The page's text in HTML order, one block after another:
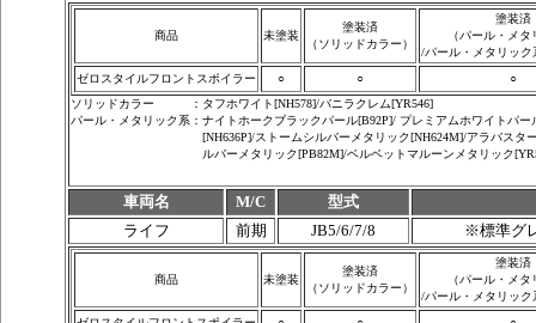
商品 未塗装
塗装済
（ソリッドカラー）
塗装済
（パール・メタ
/パール・メタリック
ゼロスタイルフロントスポイラー
○ ○
○
ソリッドカラー
： タフホワイト[NH578]/バニラクレム[YR546]
パール・メタリック系 ： ナイトホークブラックパール[B92P]/ プレミアムホワイトパ
[NH636P]/ストームシルバーメタリック[NH624M]/アラバスタ
ルバーメタリック[PB82M]/ベルベットマルーンメタリック
車両名 M/C
型式
ライフ
前期 JB5/6/7/8 ※標準グ
商品 未塗装
塗装済
（ソリッドカラー）
塗装済
（パール・メタ
/パール・メタリック